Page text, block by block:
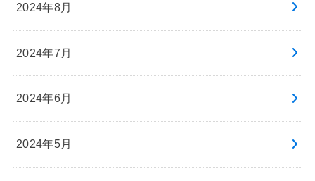
2024年8月
2024年7月
2024年6月
2024年5月